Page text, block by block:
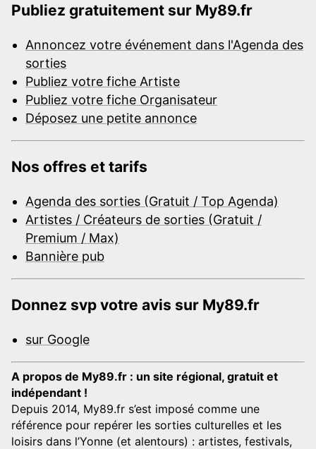
Publiez gratuitement sur My89.fr
Annoncez votre événement dans l'Agenda des
sorties
Publiez votre fiche Artiste
Publiez votre fiche Organisateur
Déposez une petite annonce
Nos offres et tarifs
Agenda des sorties (Gratuit / Top Agenda)
Artistes / Créateurs de sorties (Gratuit /
Premium / Max)
Bannière pub
Donnez svp votre avis sur My89.fr
sur Google
A propos de My89.fr : un site régional, gratuit et
indépendant !
Depuis 2014, My89.fr s’est imposé comme une
référence pour repérer les sorties culturelles et les
loisirs dans l’Yonne (et alentours) : artistes, festivals,